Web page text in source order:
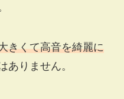
きくて高音を綺麗に
ありません。